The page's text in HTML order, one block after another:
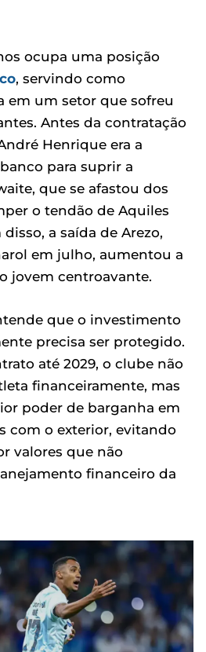
ocupa uma posição
, servindo como
em um setor que sofreu
Antes da contratação
Henrique era a
para suprir a
que se afastou dos
o tendão de Aquiles
a saída de Arezo,
em julho, aumentou a
jovem centroavante.
que o investimento
precisa ser protegido.
até 2029, o clube não
financeiramente, mas
poder de barganha em
com o exterior, evitando
valores que não
financeiro da